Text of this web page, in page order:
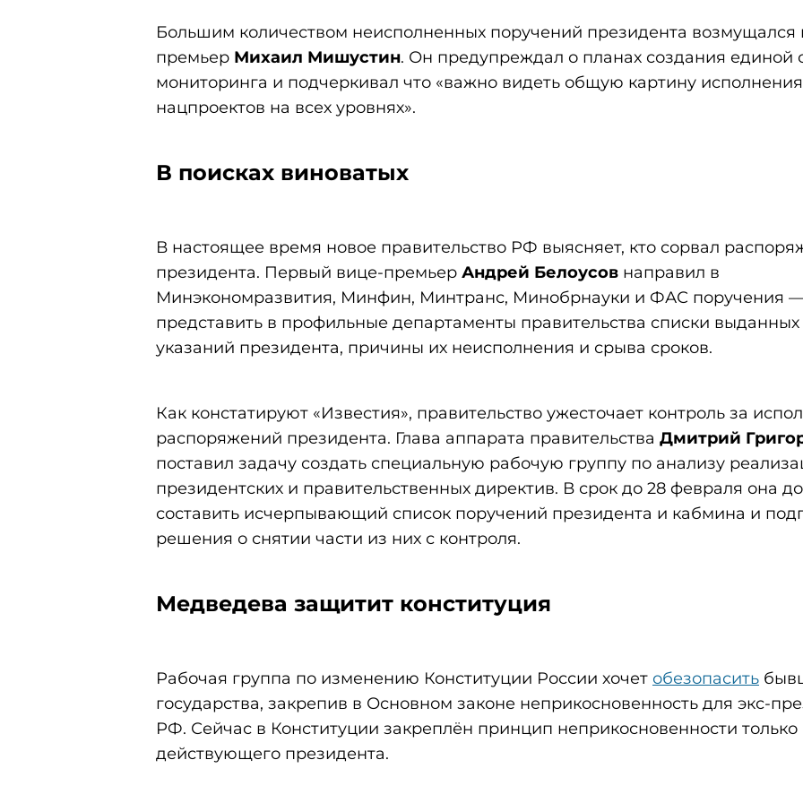
Большим количеством неисполненных поручений президента возмущался
премьер Михаил Мишустин. Он предупреждал о планах создания единой
мониторинга и подчеркивал что «важно видеть общую картину исполнения
нацпроектов на всех уровнях».
В поисках виноватых
В настоящее время новое правительство РФ выясняет, кто сорвал
президента. Первый вице-премьер Андрей Белоусов направил в
Минэкономразвития, Минфин, Минтранс, Минобрнауки и ФАС поручения
представить в профильные департаменты правительства списки выданных
указаний президента, причины их неисполнения и срыва сроков.
Как констатируют «Известия», правительство ужесточает контроль за
распоряжений президента. Глава аппарата правительства Дмитрий
поставил задачу создать специальную рабочую группу по анализу
президентских и правительственных директив. В срок до 28 февраля она
составить исчерпывающий список поручений президента и кабмина и
решения о снятии части из них с контроля.
Медведева защитит конституция
Рабочая группа по изменению Конституции России хочет обезопасить
государства, закрепив в Основном законе неприкосновенность для экс-
РФ. Сейчас в Конституции закреплён принцип неприкосновенности только
действующего президента.